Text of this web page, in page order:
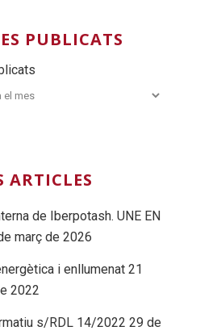
PUBLICATS
ARTICLES
de Iberpotash. UNE EN
març de 2026
i enllumenat 21
2022
s/RDL 14/2022 29 de